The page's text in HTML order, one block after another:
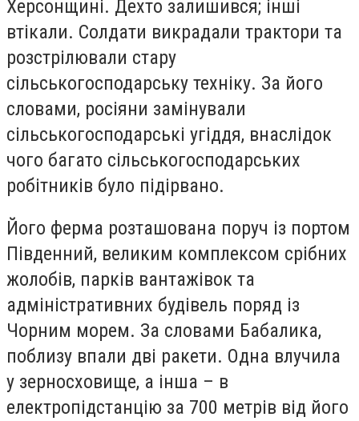
Херсонщині. Дехто залишився; інші
втікали. Солдати викрадали трактори та
розстрілювали стару
сільськогосподарську техніку. За його
словами, росіяни замінували
сільськогосподарські угіддя, внаслідок
чого багато сільськогосподарських
робітників було підірвано.
Його ферма розташована поруч із портом
Південний, великим комплексом срібних
жолобів, парків вантажівок та
адміністративних будівель поряд із
Чорним морем. За словами Бабалика,
поблизу впали дві ракети. Одна влучила
у зерносховище, а інша – в
електропідстанцію за 700 метрів від його